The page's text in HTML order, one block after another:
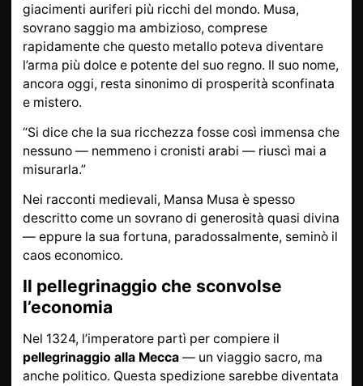
giacimenti auriferi più ricchi del mondo. Musa,
sovrano saggio ma ambizioso, comprese
rapidamente che questo metallo poteva diventare
l’arma più dolce e potente del suo regno. Il suo nome,
ancora oggi, resta sinonimo di prosperità sconfinata
e mistero.
“Si dice che la sua ricchezza fosse così immensa che
nessuno — nemmeno i cronisti arabi — riuscì mai a
misurarla.”
Nei racconti medievali, Mansa Musa è spesso
descritto come un sovrano di generosità quasi divina
— eppure la sua fortuna, paradossalmente, seminò il
caos economico.
Il pellegrinaggio che sconvolse
l’economia
Nel 1324, l’imperatore partì per compiere il
pellegrinaggio alla Mecca — un viaggio sacro, ma
anche politico. Questa spedizione sarebbe diventata